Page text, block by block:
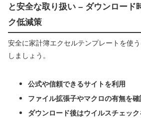
と安全な取り扱い – ダウンロード
ク低減策
安全に家計簿エクセルテンプレートを使
しましょう。
公式や信頼できるサイトを利用
ファイル拡張子やマクロの有無を確
ダウンロード後はウイルスチェッ